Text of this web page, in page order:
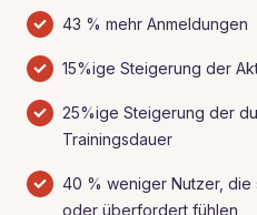
43 % mehr Anmeldungen
15%ige Steigerung der
25%ige Steigerung der
Trainingsdauer
40 % weniger Nutzer,
oder überfordert fühlen